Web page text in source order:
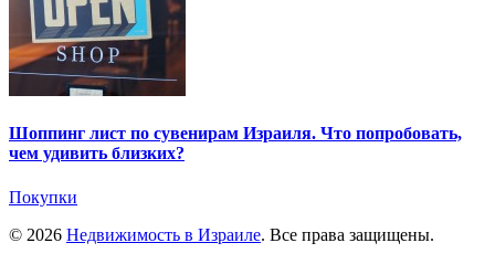
Шоппинг лист по сувенирам Израиля. Что попробовать,
чем удивить близких?
Покупки
© 2026 Недвижимость в Израиле. Все права защищены.